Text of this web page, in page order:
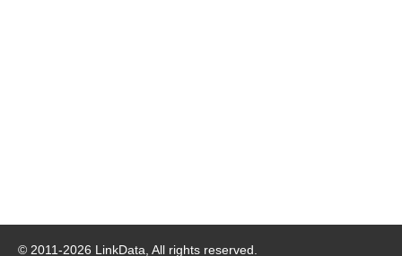
© 2011-2026 LinkData, All rights reserved.